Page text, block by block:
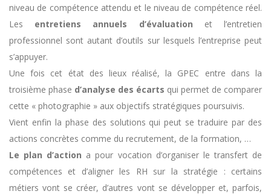
niveau de compétence attendu et le niveau de compétence réel.
Les entretiens annuels d’évaluation et l’entretien
professionnel sont autant d’outils sur lesquels l’entreprise peut
s’appuyer.
Une fois cet état des lieux réalisé, la GPEC entre dans la
troisième phase d’analyse des écarts qui permet de comparer
cette « photographie » aux objectifs stratégiques poursuivis.
Vient enfin la phase des solutions qui peut se traduire par des
actions concrètes comme du recrutement, de la formation, …
Le plan d’action a pour vocation d’organiser le transfert de
compétences et d’aligner les RH sur la stratégie : certains
métiers vont se créer, d’autres vont se développer et, parfois,